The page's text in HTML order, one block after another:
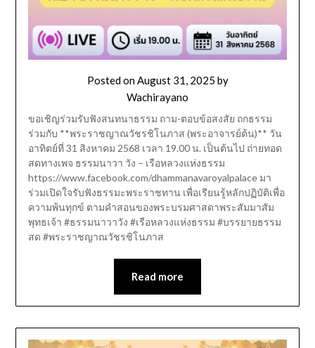
Posted onAugust 31, 2025 by
Wachirayano
ขอเชิญร่วมรับฟังสนทนาธรรม ถาม-ตอบข้อสงสัย ถกธรรม
ร่วมกับ **พระราชญาณวัชรชิโนภาส (พระอาจารย์ต้น)** วัน
อาทิตย์ที่ 31 สิงหาคม 2568 เวลา 19.00 น. เป็นต้นไป ถ่ายทอด
สดทางเพจ ธรรมนาวา วัง – เรือหลวงแห่งธรรม
https://www.facebook.com/dhammanavaroyalpalace มา
ร่วมเปิดใจรับฟังธรรมะพระราชทาน เพื่อเรียนรู้หลักปฏิบัติเพื่อ
ความพ้นทุกข์ ตามคำสอนของพระบรมศาสดาพระสัมมาสัม
พุทธเจ้า #ธรรมนาวาวัง #เรือหลวงแห่งธรรม #บรรยายธรรม
สด #พระราชญาณวัชรชิโนภาส
Read more